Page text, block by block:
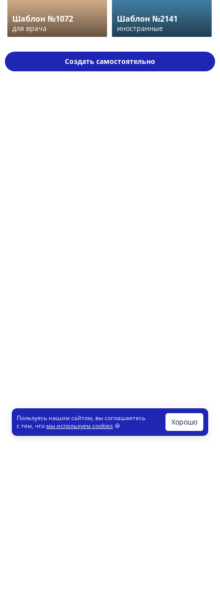
Шаблон №1072
для врача
Шаблон №2141
иностранные
Создать самостоятельно
Пользуясь нашим сайтом, вы соглашаетесь
с тем, что мы используем cookies 🍪 Хорошо